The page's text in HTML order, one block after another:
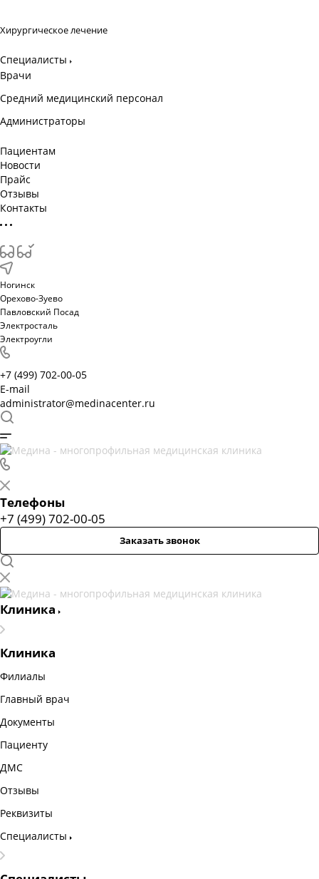
Хирургическое лечение
Специалисты
Врачи
Средний медицинский персонал
Администраторы
Пациентам
Новости
Прайс
Отзывы
Контакты
Ногинск
Орехово-Зуево
Павловский Посад
Электросталь
Электроугли
+7 (499) 702-00-05
E-mail
administrator@medinacenter.ru
Телефоны
+7 (499) 702-00-05
Заказать звонок
Клиника
Клиника
Филиалы
Главный врач
Документы
Пациенту
ДМС
Отзывы
Реквизиты
Специалисты